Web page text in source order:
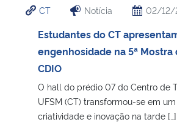
Ministério da Cidadania
Ministério de Minas e Energia
Ministério da Ciência, Tecnologia, Inovações e
CT Notícia 02/12/
Estudantes do CT
engenhosidade na 5ª
CDIO
O hall do prédio 07 do Centro de
UFSM (CT) transformou-se em
criatividade e inovação na tarde […]